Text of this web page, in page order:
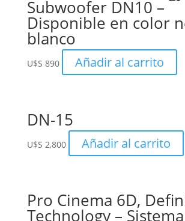
Subwoofer DN10 –
Disponible en color
blanco
U$S 890 Añadir al carrito
DN-15
U$S 2,800 Añadir al carrito
Pro Cinema 6D,
Technology –